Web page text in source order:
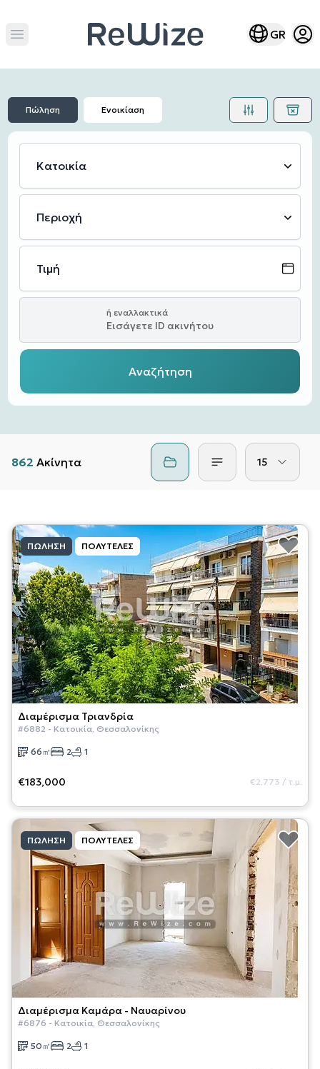
Open main menu
Open lang
GR
Πώληση Ενοικίαση
Κατοικία
Περιοχή
Τιμή
ή εναλλακτικά
Εισάγετε ID ακινήτου
Αναζήτηση
862 Ακίνητα 15
ΠΏΛΗΣΗ ΠΟΛΥΤΕΛΈΣ
Διαμέρισμα Τριανδρία
#6882 - Κατοικία, Θεσσαλονίκης
66 ㎡ 2 1
€183,000 €2,773 / τ.μ.
ΠΏΛΗΣΗ ΠΟΛΥΤΕΛΈΣ
Διαμέρισμα Καμάρα - Ναυαρίνου
#6876 - Κατοικία, Θεσσαλονίκης
50 ㎡ 2 1